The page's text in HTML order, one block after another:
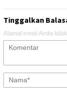
Tinggalkan
Alamat email Anda